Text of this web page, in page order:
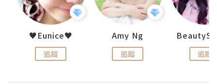
♥Eunice♥
追蹤
Amy Ng
追蹤 追蹤